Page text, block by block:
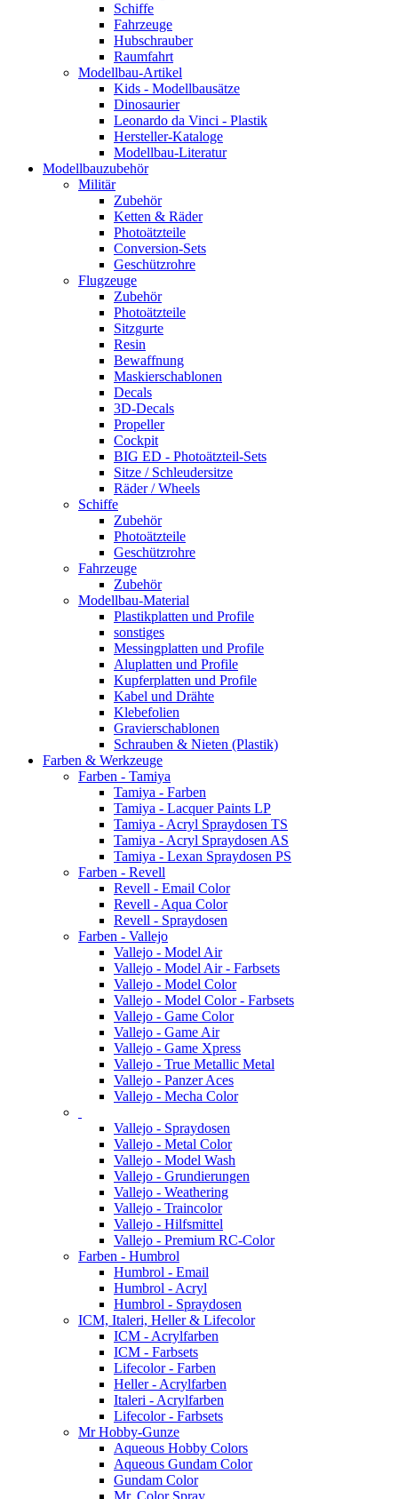
Schiffe
Fahrzeuge
Hubschrauber
Raumfahrt
Modellbau-Artikel
Kids - Modellbausätze
Dinosaurier
Leonardo da Vinci - Plastik
Hersteller-Kataloge
Modellbau-Literatur
Modellbauzubehör
Militär
Zubehör
Ketten & Räder
Photoätzteile
Conversion-Sets
Geschützrohre
Flugzeuge
Zubehör
Photoätzteile
Sitzgurte
Resin
Bewaffnung
Maskierschablonen
Decals
3D-Decals
Propeller
Cockpit
BIG ED - Photoätzteil-Sets
Sitze / Schleudersitze
Räder / Wheels
Schiffe
Zubehör
Photoätzteile
Geschützrohre
Fahrzeuge
Zubehör
Modellbau-Material
Plastikplatten und Profile
sonstiges
Messingplatten und Profile
Aluplatten und Profile
Kupferplatten und Profile
Kabel und Drähte
Klebefolien
Gravierschablonen
Schrauben & Nieten (Plastik)
Farben & Werkzeuge
Farben - Tamiya
Tamiya - Farben
Tamiya - Lacquer Paints LP
Tamiya - Acryl Spraydosen TS
Tamiya - Acryl Spraydosen AS
Tamiya - Lexan Spraydosen PS
Farben - Revell
Revell - Email Color
Revell - Aqua Color
Revell - Spraydosen
Farben - Vallejo
Vallejo - Model Air
Vallejo - Model Air - Farbsets
Vallejo - Model Color
Vallejo - Model Color - Farbsets
Vallejo - Game Color
Vallejo - Game Air
Vallejo - Game Xpress
Vallejo - True Metallic Metal
Vallejo - Panzer Aces
Vallejo - Mecha Color
Vallejo - Spraydosen
Vallejo - Metal Color
Vallejo - Model Wash
Vallejo - Grundierungen
Vallejo - Weathering
Vallejo - Traincolor
Vallejo - Hilfsmittel
Vallejo - Premium RC-Color
Farben - Humbrol
Humbrol - Email
Humbrol - Acryl
Humbrol - Spraydosen
ICM, Italeri, Heller & Lifecolor
ICM - Acrylfarben
ICM - Farbsets
Lifecolor - Farben
Heller - Acrylfarben
Italeri - Acrylfarben
Lifecolor - Farbsets
Mr Hobby-Gunze
Aqueous Hobby Colors
Aqueous Gundam Color
Gundam Color
Mr. Color Spray